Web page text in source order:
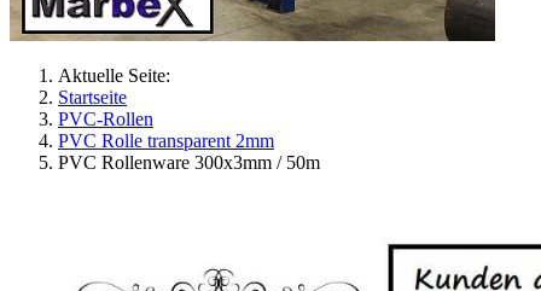
Aktuelle Seite:
Startseite
PVC-Rollen
PVC Rolle transparent 2mm
PVC Rollenware 300x3mm / 50m